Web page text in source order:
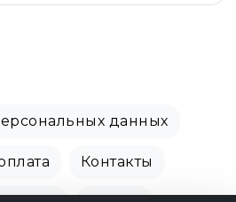
данных
Контакты